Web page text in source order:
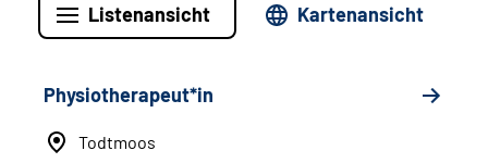
Listenansicht Kartenansicht
Physiotherapeut*in
Todtmoos